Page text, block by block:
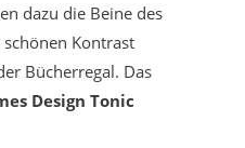
dazu die Beine des
Kontrast
Bücherregal. Das
Design Tonic